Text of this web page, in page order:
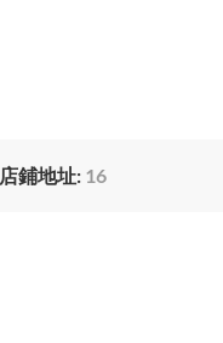
店鋪地址: 16